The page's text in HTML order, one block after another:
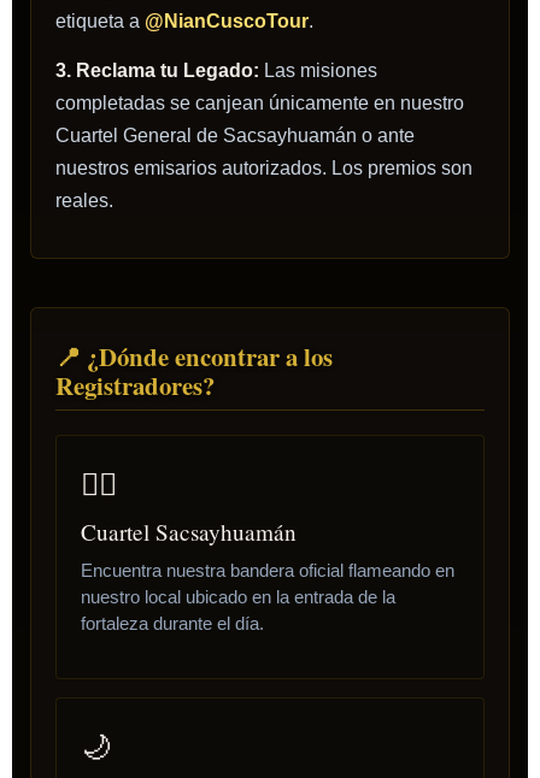
etiqueta a @NianCuscoTour.
3. Reclama tu Legado: Las misiones
completadas se canjean únicamente en nuestro
Cuartel General de Sacsayhuamán o ante
nuestros emisarios autorizados. Los premios son
reales.
📍 ¿Dónde encontrar a los
Registradores?
🏴‍☠️
Cuartel Sacsayhuamán
Encuentra nuestra bandera oficial flameando en
nuestro local ubicado en la entrada de la
fortaleza durante el día.
🌙